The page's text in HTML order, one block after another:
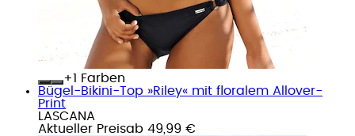
+
Farben
Bügel-Bikini-Top »Riley« mit floralem Allover-
Print
LASCANA
Aktueller Preisab 49,99 €